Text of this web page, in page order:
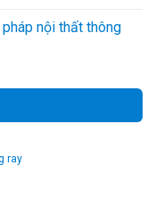
nội thất thông
ray